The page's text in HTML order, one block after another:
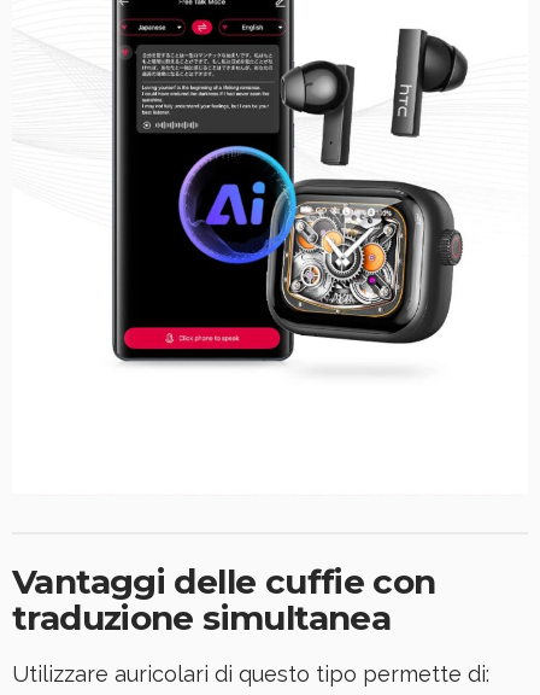
Vantaggi delle cuffie con
traduzione simultanea
Utilizzare auricolari di questo tipo permette di: